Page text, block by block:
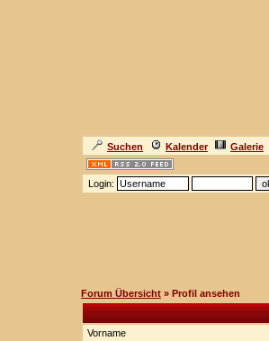
Suchen Kalender Galerie
Login:
Forum Übersicht » Profil ansehen
Vorname